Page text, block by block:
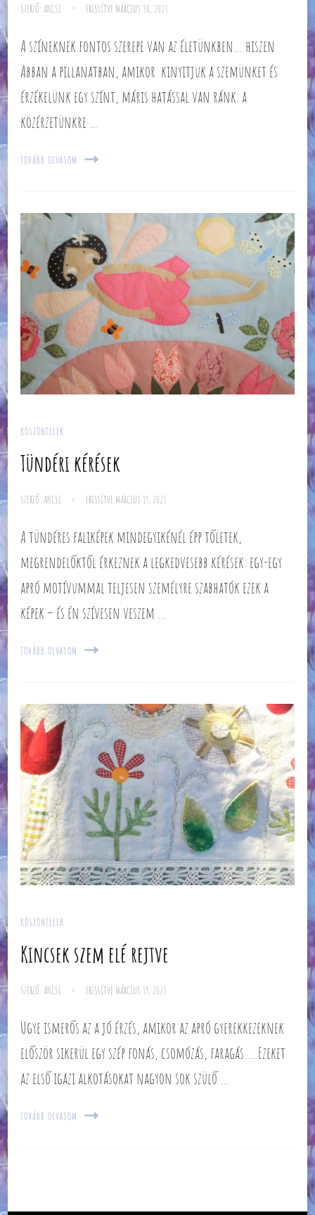
SZERZŐ: ANCSI FRISSÍTVE MÁRCIUS 30, 2023
A színeknek fontos szerepe van az életünkben… hiszen
Abban a pillanatban, amikor kinyitjuk a szemünket és
érzékelünk egy színt, máris hatással van ránk: a
közérzetünkre …
TOVÁBB OLVASOM
KÖSZÖNTELEK
Tündéri kérések
SZERZŐ: ANCSI FRISSÍTVE MÁRCIUS 19, 2023
A tündéres faliképek mindegyikénél épp tőletek,
megrendelőktől érkeznek a legkedvesebb kérések: egy-egy
apró motívummal teljesen személyre szabhatók ezek a
képek – és én szívesen veszem …
TOVÁBB OLVASOM
KÖSZÖNTELEK
Kincsek szem elé rejtve
SZERZŐ: ANCSI FRISSÍTVE MÁRCIUS 19, 2023
Ugye ismerős az a jó érzés, amikor az apró gyerekkezeknek
először sikerül egy szép fonás, csomózás, faragás…. Ezeket
az első igazi alkotásokat nagyon sok szülő …
TOVÁBB OLVASOM